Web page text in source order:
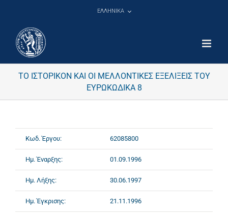
ΕΛΛΗΝΙΚΑ
ΤΟ ΙΣΤΟΡΙΚΟΝ ΚΑΙ ΟΙ ΜΕΛΛΟΝΤΙΚΕΣ ΕΞΕΛΙΞΕΙΣ ΤΟΥ
ΕΥΡΩΚΩΔΙΚΑ 8
Κωδ. Έργου: 62085800
Ημ. Έναρξης: 01.09.1996
Ημ. Λήξης: 30.06.1997
Ημ. Έγκρισης: 21.11.1996